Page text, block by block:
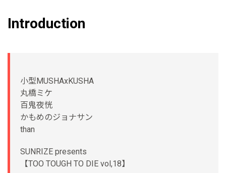
Introduction
小型MUSHAxKUSHA
丸橋ミケ
百鬼夜恍
かもめのジョナサン
than
SUNRIZE presents
【TOO TOUGH TO DIE vol,18】